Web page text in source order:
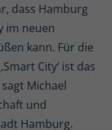
dass Hamburg
im neuen
kann. Für die
City‘ ist das
Michael
und
Hamburg.